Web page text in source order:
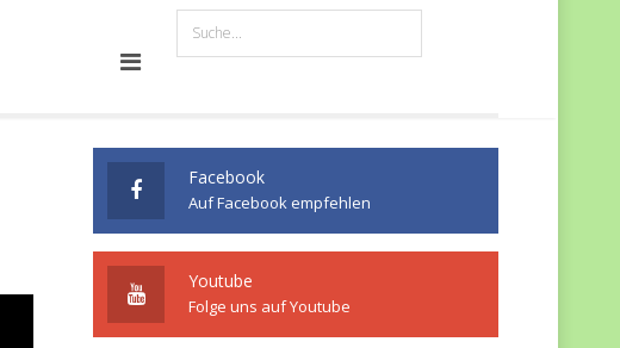
Facebook
Auf Facebook empfehlen
Youtube
Folge uns auf Youtube